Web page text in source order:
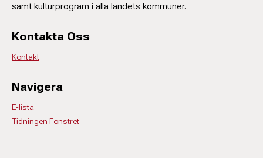
samt kulturprogram i alla landets kommuner.
Kontakta Oss
Kontakt
Navigera
E-lista
Tidningen Fönstret